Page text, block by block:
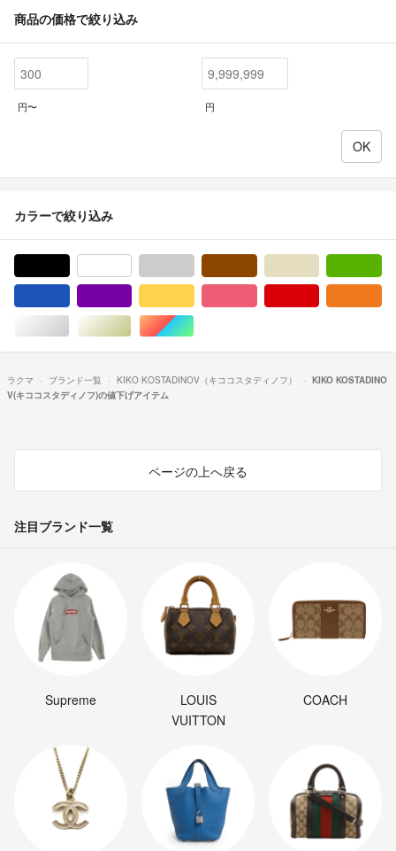
商品の価格で絞り込み
円〜 円
カラーで絞り込み
シルバー/銀色系ゴールド/金色系マルチカラー
ラクマ ブランド一覧 KIKO KOSTADINOV（キココスタディノフ）
KIKO KOSTADINO
V(キココスタディノフ)の値下げアイテム
ページの上へ戻る
注目ブランド一覧
Supreme
LOUIS
VUITTON
COACH